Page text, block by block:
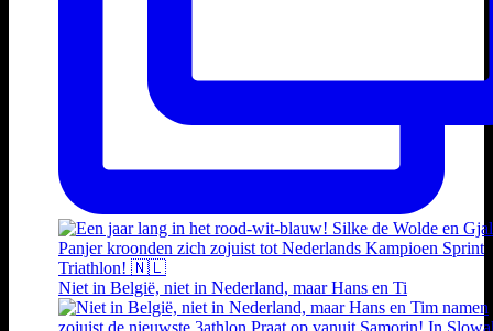
Niet in België, niet in Nederland, maar Hans en Ti